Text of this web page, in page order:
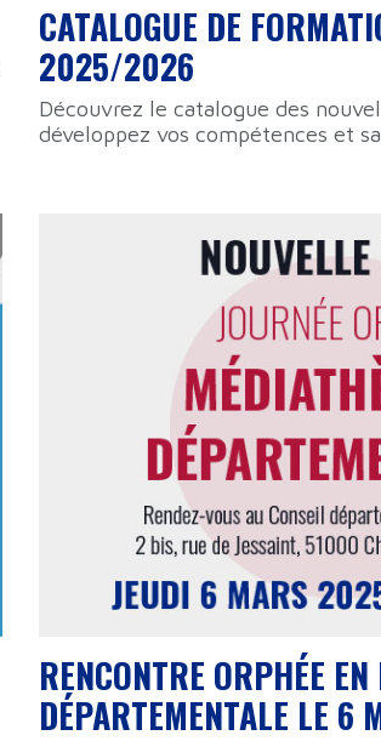
CATALOGUE DE
2025/2026
Découvrez le catalogue des
développez vos compétences et
RENCONTRE ORPHÉE
DÉPARTEMENTALE LE 6